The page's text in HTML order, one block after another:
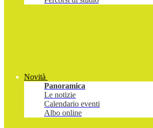
Novità
Panoramica
Le notizie
Calendario eventi
Albo online